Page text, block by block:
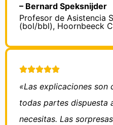
– Bernard Speksnijder
Profesor de Asistencia
(bol/bbl), Hoornbeeck
«Las explicaciones son
todas partes dispuesta
necesitas. Las